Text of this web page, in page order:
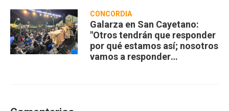
CONCORDIA
Galarza en San Cayetano:
"Otros tendrán que responder
por qué estamos así; nosotros
vamos a responder